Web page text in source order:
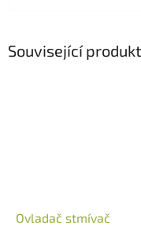
Související
Ovladač stmívač